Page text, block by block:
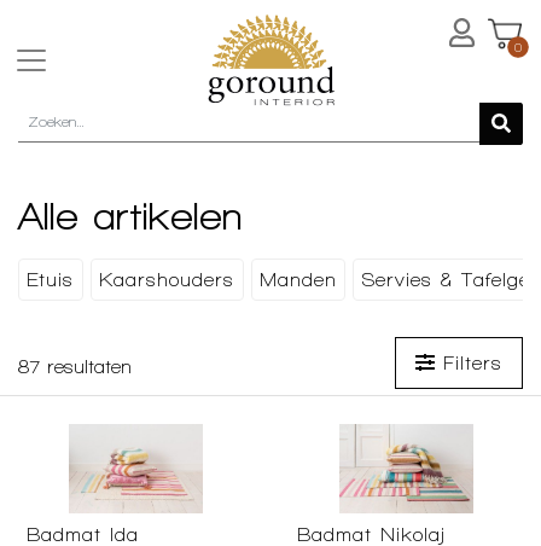
0
Alle artikelen
Etuis Kaarshouders Manden Servies &
87 resultaten Filters
Badmat Ida Badmat Nikolaj